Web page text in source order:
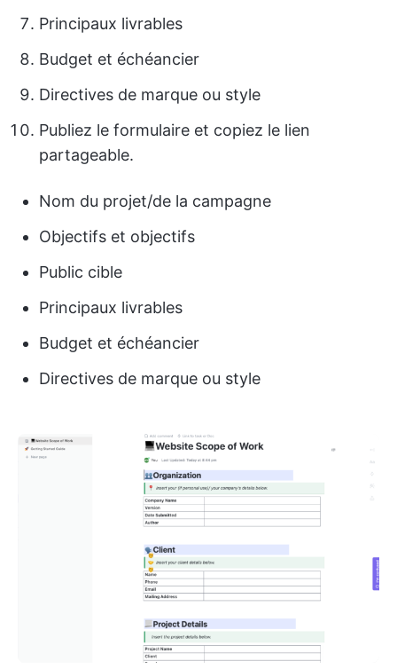
Principaux livrables
Budget et échéancier
Directives de marque ou style
Publiez le formulaire et copiez le lien
partageable.
Nom du projet/de la campagne
Objectifs et objectifs
Public cible
Principaux livrables
Budget et échéancier
Directives de marque ou style